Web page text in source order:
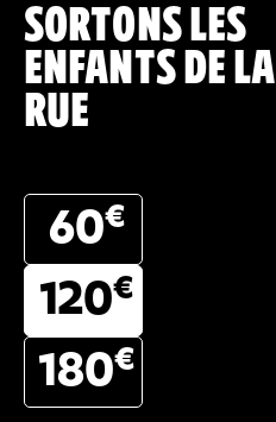
SORTONS LES
ENFANTS DE LA
RUE
60€
120€
180€